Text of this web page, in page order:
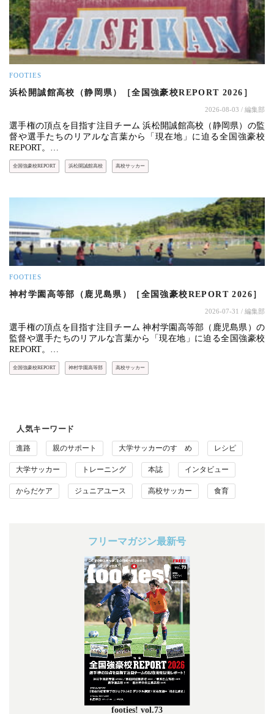
FOOTIES
浜松開誠館高校（静岡県）［全国強豪校REPORT 2026］
2026-08-03 / 編集部
選手権の頂点を目指す注目チーム 浜松開誠館高校（静岡県）の監
督や選手たちのリアルな言葉から「現在地」に迫る全国強豪校
REPORT。…
全国強豪校REPORT 浜松開誠館高校 高校サッカー
FOOTIES
神村学園高等部（鹿児島県）［全国強豪校REPORT 2026］
2026-07-31 / 編集部
選手権の頂点を目指す注目チーム 神村学園高等部（鹿児島県）の
監督や選手たちのリアルな言葉から「現在地」に迫る全国強豪校
REPORT。…
全国強豪校REPORT 神村学園高等部 高校サッカー
人気キーワード
進路 親のサポート 大学サッカーのすゝめ レシピ
大学サッカー トレーニング 本誌 インタビュー
からだケア ジュニアユース 高校サッカー 食育
フリーマガジン最新号
footies! vol.73